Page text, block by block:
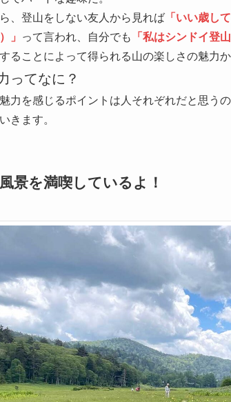
、登山をしない友人から見れば 「いい歳し
」
って言われ、自分でも 「私はシンドイ登
ることによって得られる山の楽しさの魅力
ってなに？
力を感じるポイントは人それぞれだと思う
きます。
景を満喫しているよ！